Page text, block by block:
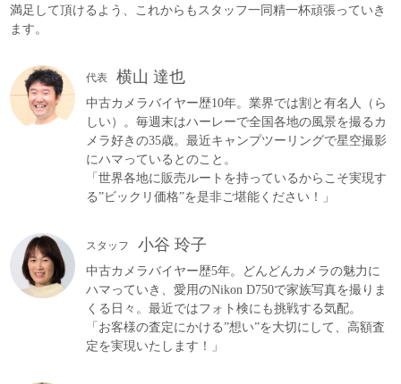
満足して頂けるよう、これからもスタッフ一同精一杯頑張っていき
ます。
代表 横山 達也
中古カメラバイヤー歴10年。業界では割と有名人（ら
しい）。毎週末はハーレーで全国各地の風景を撮るカ
メラ好きの35歳。最近キャンプツーリングで星空撮影
にハマっているとのこと。
「世界各地に販売ルートを持っているからこそ実現す
る”ビックリ価格”を是非ご堪能ください！」
スタッフ 小谷 玲子
中古カメラバイヤー歴5年。どんどんカメラの魅力に
ハマっていき、愛用のNikon D750で家族写真を撮りま
くる日々。最近ではフォト検にも挑戦する気配。
「お客様の査定にかける”想い”を大切にして、高額査
定を実現いたします！」